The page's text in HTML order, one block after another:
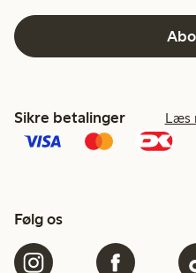
Sikre betalinger Læs
Følg os